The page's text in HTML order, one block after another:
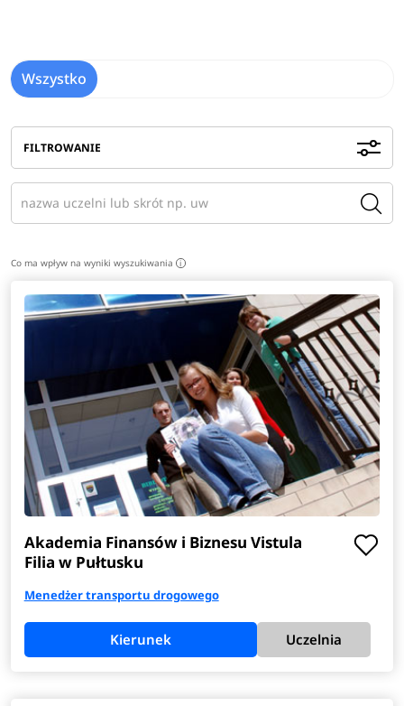
Wszystko
FILTROWANIE
Co ma wpływ na wyniki wyszukiwania i
Akademia Finansów i Biznesu Vistula
Filia w Pułtusku
Menedżer transportu drogowego
Kierunek Uczelnia